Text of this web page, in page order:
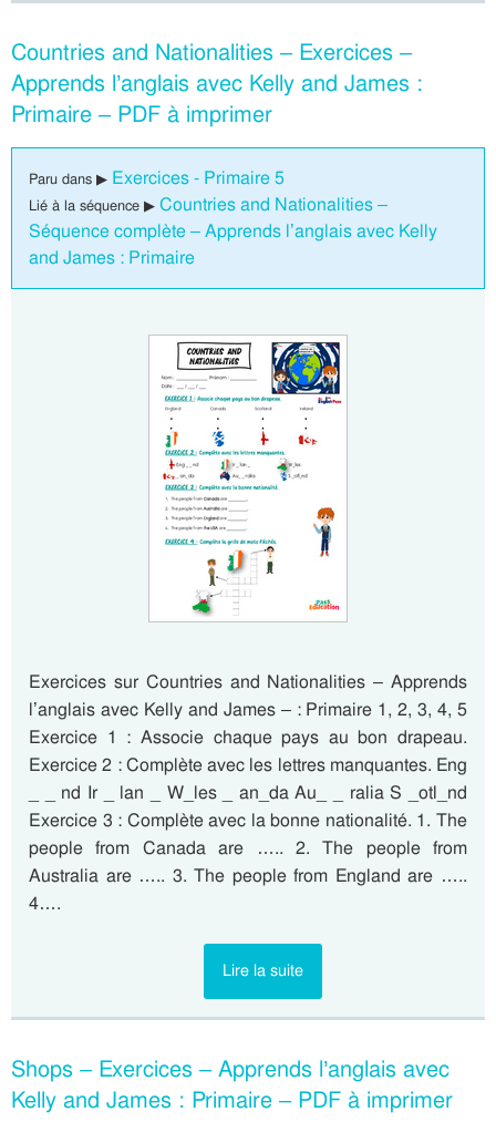
Countries and Nationalities – Exercices –
Apprends l’anglais avec Kelly and James :
Primaire – PDF à imprimer
Paru dans ▶ Exercices - Primaire 5
Lié à la séquence ▶ Countries and Nationalities –
Séquence complète – Apprends l’anglais avec Kelly
and James : Primaire
Exercices sur Countries and Nationalities – Apprends
l’anglais avec Kelly and James – : Primaire 1, 2, 3, 4, 5
Exercice 1 : Associe chaque pays au bon drapeau.
Exercice 2 : Complète avec les lettres manquantes. Eng
_ _ nd Ir _ lan _ W_les _ an_da Au_ _ ralia S _otl_nd
Exercice 3 : Complète avec la bonne nationalité. 1. The
people from Canada are ….. 2. The people from
Australia are ….. 3. The people from England are …..
4….
Lire la suite
Shops – Exercices – Apprends l’anglais avec
Kelly and James : Primaire – PDF à imprimer